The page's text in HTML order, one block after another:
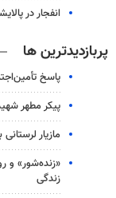
انفجار در
پربازدیدترین ها
پاسخ
پیکر مطهر
مازیار
«زنده‌شور» و
زندگی